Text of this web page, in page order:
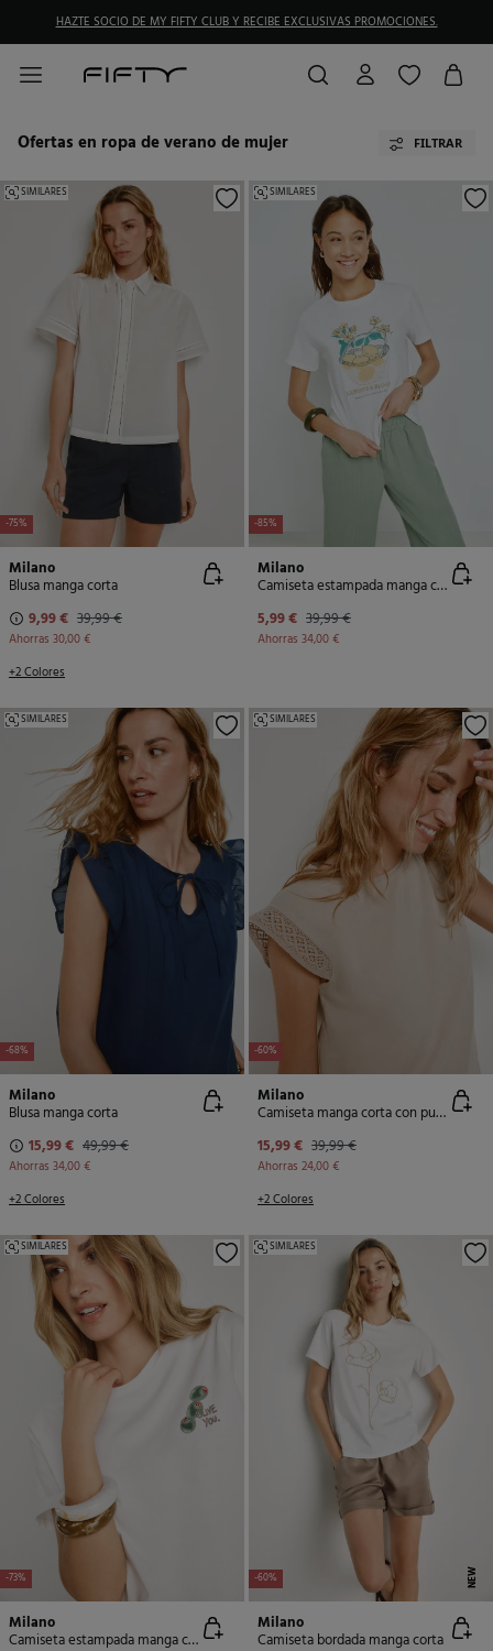
DEVOLUCIONES GRATIS EN TIENDA FÍSICA
Ofertas en ropa de verano de mujer FILTRAR
-75%
SIMILARES
Milano
Blusa manga corta
9,99 € 39,99 €
Ahorras 30,00 €
+2 Colores
-85%
SIMILARES
Milano
Camiseta estampada manga corta
5,99 € 39,99 €
Ahorras 34,00 €
-68%
SIMILARES
Milano
Blusa manga corta
15,99 € 49,99 €
Ahorras 34,00 €
+2 Colores
-60%
SIMILARES
Milano
Camiseta manga corta con puntilla
15,99 € 39,99 €
Ahorras 24,00 €
+2 Colores
-73%
SIMILARES
Milano
Camiseta estampada manga corta
-60% NEW
SIMILARES
Milano
Camiseta bordada manga corta